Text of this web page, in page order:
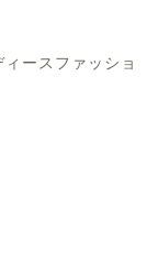
ースファッショ